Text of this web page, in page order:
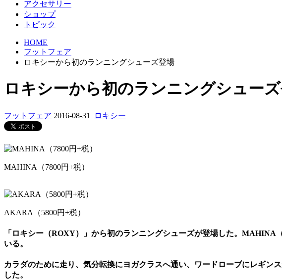
アクセサリー
ショップ
トピック
HOME
フットフェア
ロキシーから初のランニングシューズ登場
ロキシーから初のランニングシュー
フットフェア 2016-08-31 ロキシー
MAHINA（7800円+税）
AKARA（5800円+税）
「ロキシー（ROXY）」から初のランニングシューズが登場した。
いる。
カラダのために走り、気分転換にヨガクラスへ通い、ワードローブにレギン
した。